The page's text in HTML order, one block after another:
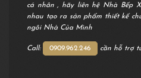
cá nhân , hãy liên hệ Nhà Bếp
nhau tạo ra sản phẩm thiết kế
ngôi Nhà Của Mình
Call: 0909.962.246 cần hỗ trợ